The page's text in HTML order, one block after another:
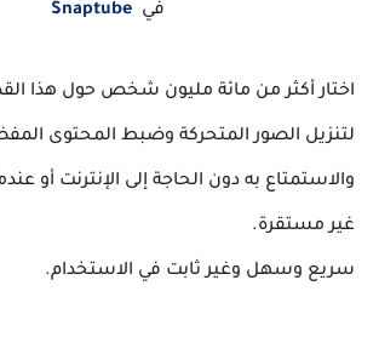
في Snaptube
لتنزيل الصور المتحركة وضبط المحتوى
والاستمتاع به دون الحاجة إلى الإنترنت أو
غير مستقرة.
سريع وسهل وغير ثابت في الاستخدام.